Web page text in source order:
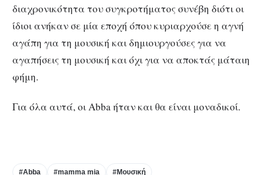
διαχρονικότητα του συγκροτήματος συνέβη διότι οι
ίδιοι ανήκαν σε μία εποχή όπου κυριαρχούσε η αγνή
αγάπη για τη μουσική και δημιουργούσες για να
αγαπήσεις τη μουσική και όχι για να αποκτάς μάταιη
φήμη.
Για όλα αυτά, οι Abba ήταν και θα είναι μοναδικοί.
#Abba #mamma mia #Μουσική